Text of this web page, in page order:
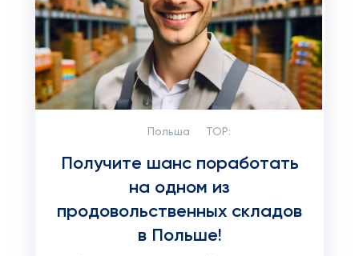
Польша TOP:
Получите шанс поработать
на одном из
продовольственных складов
в Польше!